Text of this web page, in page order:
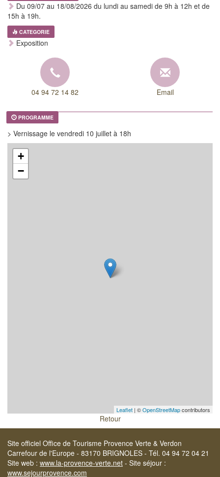
Du 09/07 au 18/08/2026 du lundi au samedi de 9h à 12h et de
15h à 19h.
CATEGORIE
Exposition
04 94 72 14 82 Email
PROGRAMME
> Vernissage le vendredi 10 juillet à 18h
+
−
Leaflet | ©OpenStreetMapcontributors
Retour
Site officiel Office de Tourisme Provence Verte & Verdon
Carrefour de l'Europe - 83170 BRIGNOLES - Tél. 04 94 72 04 21
Site web : www.la-provence-verte.net - Site séjour :
www.sejourprovence.com